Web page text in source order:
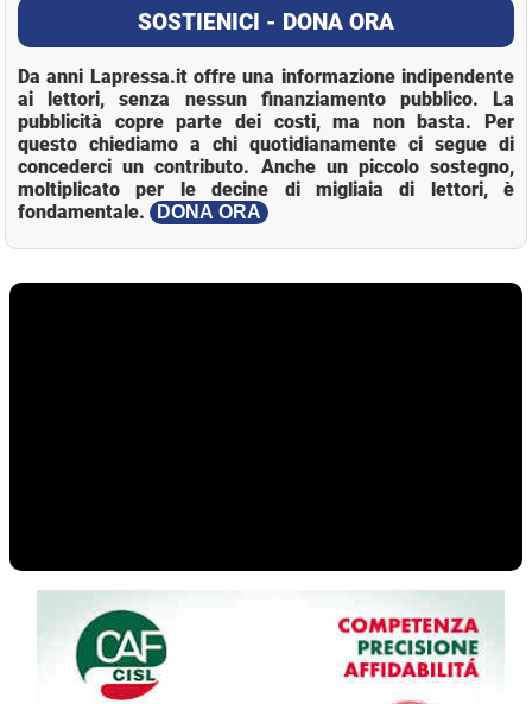
SOSTIENICI - DONA ORA
Da anni Lapressa.it offre una informazione indipendente
ai lettori, senza nessun finanziamento pubblico. La
pubblicità copre parte dei costi, ma non basta. Per
questo chiediamo a chi quotidianamente ci segue di
concederci un contributo. Anche un piccolo sostegno,
moltiplicato per le decine di migliaia di lettori, è
fondamentale.
DONA ORA